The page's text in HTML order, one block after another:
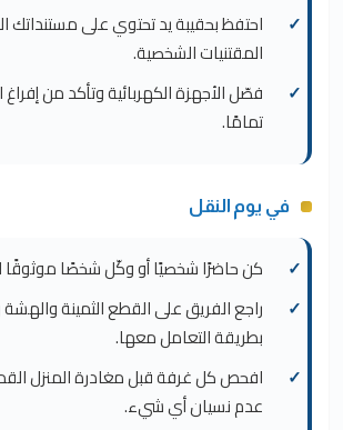
احتفظ بحقيبة يد تحتوي على
المقتنيات الشخصية.
فصّل الأجهزة الكهربائية وتأكد من إفراغ
تمامًا.
في يوم النقل
كن حاضرًا شخصيًا أو وكّل شخصًا موثوقًا
راجع الفريق على القطع الثمينة
بطريقة التعامل معها.
افحص كل غرفة قبل مغادرة المنزل
عدم نسيان أي شيء.